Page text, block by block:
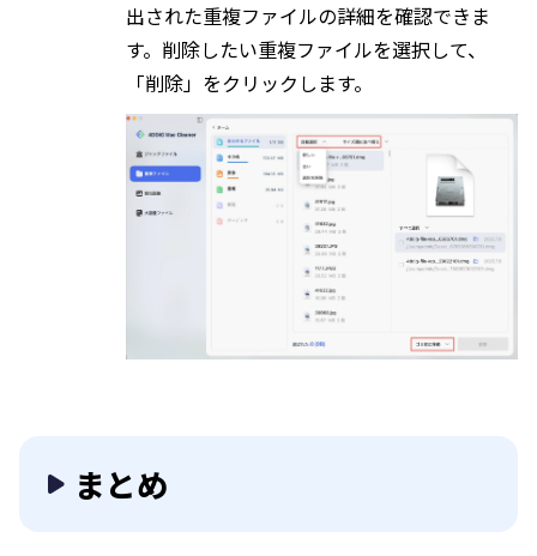
出された重複ファイルの詳細を確認できま
す。削除したい重複ファイルを選択して、
「削除」をクリックします。
まとめ